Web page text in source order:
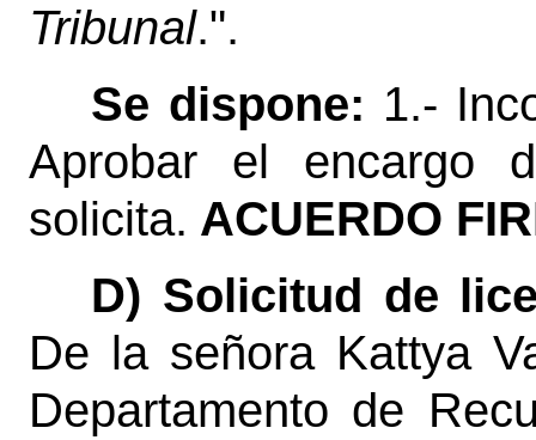
Tribunal.".
Se dispone: 1.-
Aprobar el encargo
solicita. ACUERDO
D) Solicitud de
De la señora Kattya
Departamento de